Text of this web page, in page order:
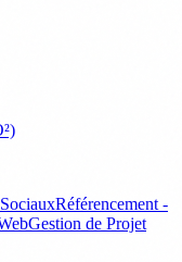
Référencement -
Gestion de Projet